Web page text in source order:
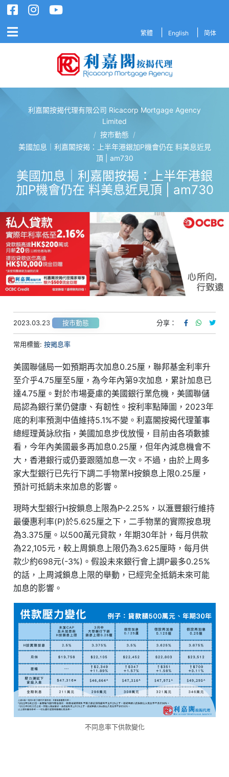
繁體 English 简体
利嘉閣按揭代理有限公司 Ricacorp Mortgage Agency
Limited
/ 按市動態 /
美國加息｜利嘉閣按揭：上半年港銀加P機會仍在 料美息近見
頂 | am730
美國加息｜利嘉閣按揭：上半年港銀
加P機會仍在 料美息近見頂 | am730
2023.03.23 按市動態 分享：
常用標籤:按揭息率
美國聯儲局一如預期再次加息0.25厘，聯邦基金利率升
至介乎4.75厘至5厘，為今年內第9次加息，累計加息已
達4.75厘。對於市場憂慮的美國銀行業危機，美國聯儲
局認為銀行業仍健康、有韌性。按利率點陣圖，2023年
底的利率預測中值維持5.1%不變。利嘉閣按揭代理董事
總經理黃詠欣指，美國加息步伐放慢，目前由各項數據
看，今年內美國最多再加息0.25厘，但年內減息機會不
大，香港銀行或仍要跟隨加息一次。不過，由於上周多
家大型銀行已先行下調二手物業H按鎖息上限0.25厘，
預計可抵銷未來加息的影響。
現時大型銀行H按鎖息上限為P-2.25%，以滙豐銀行維持
最優惠利率(P)於5.625厘之下，二手物業的實際按息現
為3.375厘。以500萬元貸款，年期30年計，每月供款
為22,105元，較上周鎖息上限仍為3.625厘時，每月供
款少約698元(-3%)。假設未來銀行會上調P最多0.25%
的話，上周減鎖息上限的舉動，已經完全抵銷未來可能
加息的影響。
不同息率下供款變化